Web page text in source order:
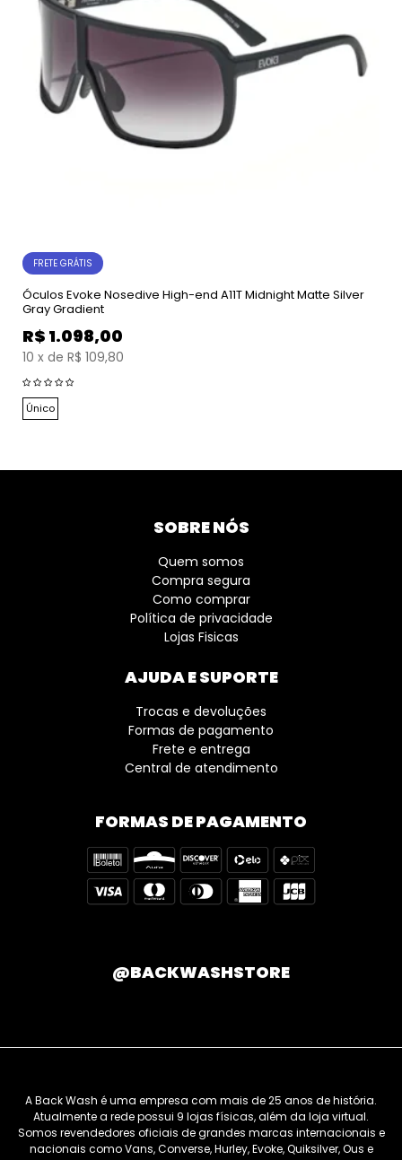
FRETE GRÁTIS
Óculos Evoke Nosedive High-end A11T Midnight Matte Silver
Gray Gradient
R$ 1.098,00
10 x de R$ 109,80
Único
SOBRE NÓS
Quem somos
Compra segura
Como comprar
Política de privacidade
Lojas Fisicas
AJUDA E SUPORTE
Trocas e devoluções
Formas de pagamento
Frete e entrega
Central de atendimento
FORMAS DE PAGAMENTO
@BACKWASHSTORE
A Back Wash é uma empresa com mais de 25 anos de história.
Atualmente a rede possui 9 lojas físicas, além da loja virtual.
Somos revendedores oficiais de grandes marcas internacionais e
nacionais como Vans, Converse, Hurley, Evoke, Quiksilver, Ous e